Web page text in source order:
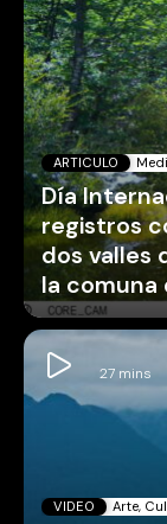
ARTICULO
Día
registros
dos valles
la comuna
VIDEO Arte,